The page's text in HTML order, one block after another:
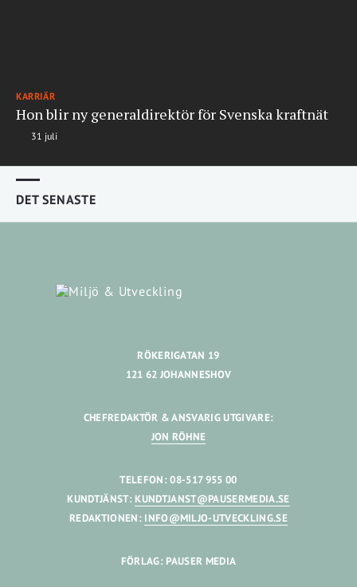
KARRIÄR
Hon blir ny generaldirektör för Svenska kraftnät
31 juli
DET SENASTE
RÖKERIGATAN 19
121 62 JOHANNESHOV
CHEFREDAKTÖR & ANSVARIG UTGIVARE:
JON RÖHNE
TELEFON: 08-517 955 00
KUNDTJÄNST: KUNDTJANST@PAUSERMEDIA.SE
REDAKTIONEN: INFO@MILJO-UTVECKLING.SE
FÖRLAG: PAUSER MEDIA